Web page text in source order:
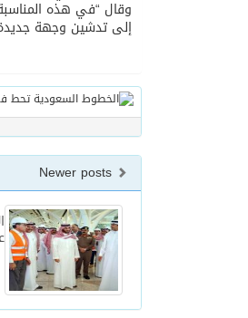
وقال “في هذه
إلى تدشين وجهة